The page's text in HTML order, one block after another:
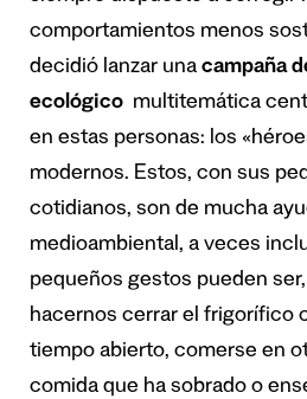
comportamientos menos
decidió lanzar una campaña
ecológico multitemática
en estas personas: los
modernos. Estos, con sus
cotidianos, son de mucha
medioambiental, a veces
pequeños gestos pueden
hacernos cerrar el frigorífico
tiempo abierto, comerse en
comida que ha sobrado o